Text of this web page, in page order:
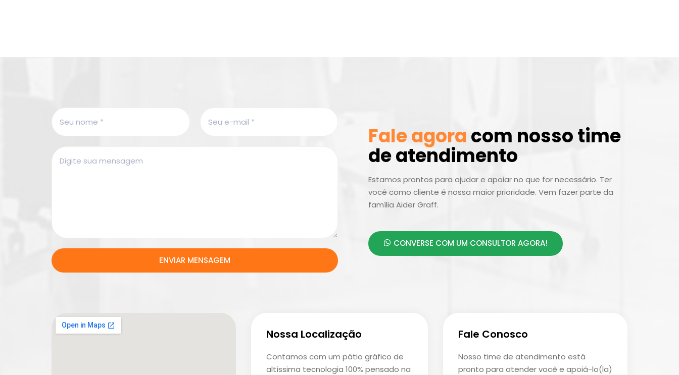
ENVIAR MENSAGEM
Fale agoracom nosso time
de atendimento
Estamos prontos para ajudar e apoiar no que for necessário. Ter
você como cliente é nossa maior prioridade. Vem fazer parte da
família Aider Graff.
CONVERSE COM UM CONSULTOR AGORA!
Nossa Localização
Contamos com um pátio gráfico de
altíssima tecnologia 100% pensado na
Fale Conosco
Nosso time de atendimento está
pronto para atender você e apoiá-lo(la)